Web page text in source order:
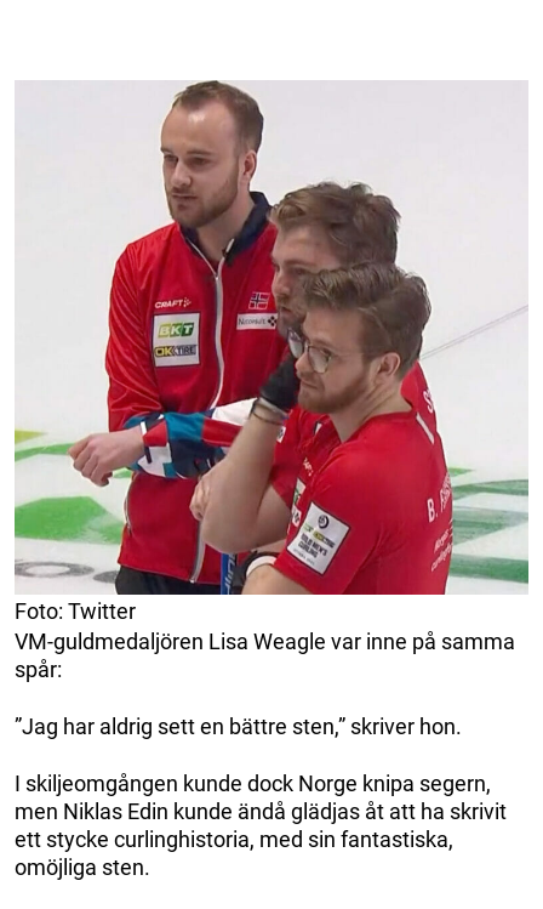
Foto: Twitter
VM-guldmedaljören Lisa Weagle var inne på samma
spår:
”Jag har aldrig sett en bättre sten,” skriver hon.
I skiljeomgången kunde dock Norge knipa segern,
men Niklas Edin kunde ändå glädjas åt att ha skrivit
ett stycke curlinghistoria, med sin fantastiska,
omöjliga sten.